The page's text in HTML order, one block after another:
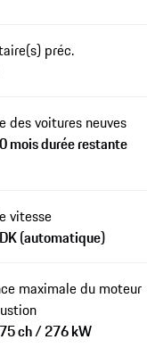
préc.
des voitures neuves
mois durée restante
vitesse
(automatique)
maximale du moteur
ch / 276 kW